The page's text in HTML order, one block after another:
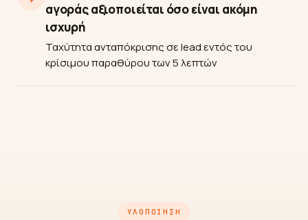
αγοράς αξιοποιείται όσο είναι ακόμη
ισχυρή
Ταχύτητα ανταπόκρισης σε lead εντός του
κρίσιμου παραθύρου των 5 λεπτών
ΥΛΟΠΟΊΗΣΗ